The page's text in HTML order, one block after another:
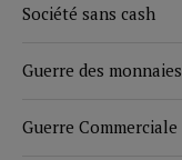
Société sans cash
Guerre des monnaies
Guerre Commerciale